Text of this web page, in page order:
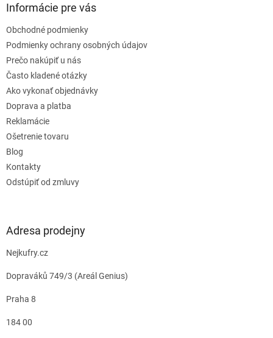
Informácie pre vás
Obchodné podmienky
Podmienky ochrany osobných údajov
Prečo nakúpiť u nás
Často kladené otázky
Ako vykonať objednávky
Doprava a platba
Reklamácie
Ošetrenie tovaru
Blog
Kontakty
Odstúpiť od zmluvy
Adresa prodejny
Nejkufry.cz
Dopraváků 749/3 (Areál Genius)
Praha 8
184 00